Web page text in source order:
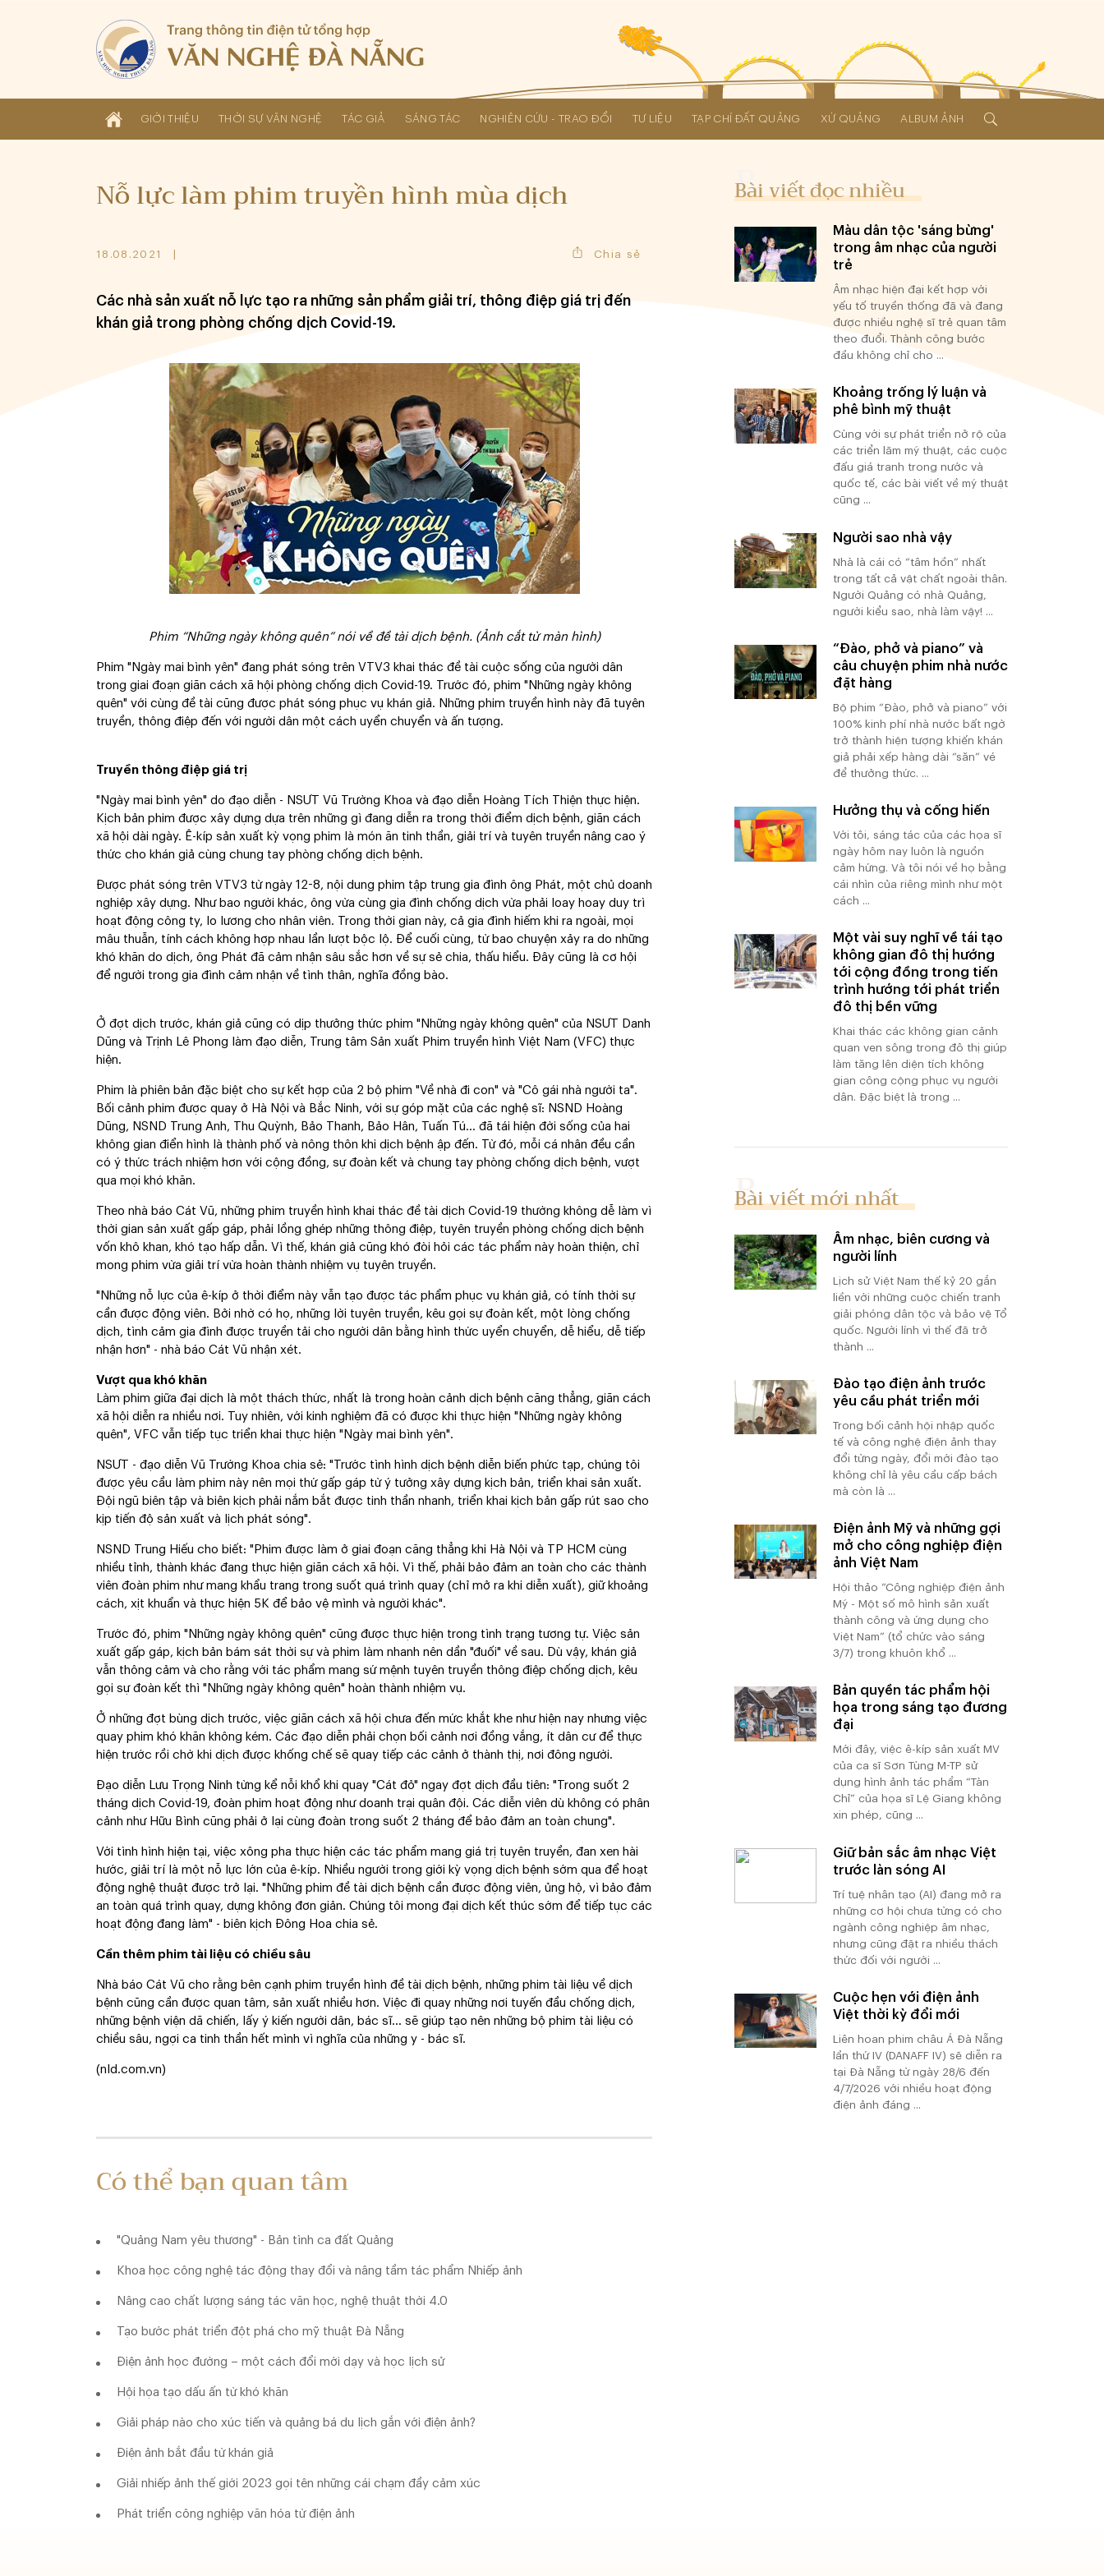
GIỚI THIỆU THỜI SỰ VĂN NGHỆ TÁC GIẢ SÁNG TÁC NGHIÊN CỨU - TRAO ĐỔI TƯ LIỆU TẠP CHÍ ĐẤT QUẢNG XỨ QUẢNG ALBUM ẢNH
Nỗ lực làm phim truyền hình mùa dịch
18.08.2021 Chia sẻ
Các nhà sản xuất nỗ lực tạo ra những sản phẩm giải trí, thông điệp giá trị đến
khán giả trong phòng chống dịch Covid-19.
Phim “Những ngày không quên” nói về đề tài dịch bệnh. (Ảnh cắt từ màn hình)
Phim "Ngày mai bình yên" đang phát sóng trên VTV3 khai thác đề tài cuộc sống của người dân
trong giai đoạn giãn cách xã hội phòng chống dịch Covid-19. Trước đó, phim "Những ngày không
quên" với cùng đề tài cũng được phát sóng phục vụ khán giả. Những phim truyền hình này đã tuyên
truyền, thông điệp đến với người dân một cách uyển chuyển và ấn tượng.
Truyền thông điệp giá trị
"Ngày mai bình yên" do đạo diễn - NSƯT Vũ Trường Khoa và đạo diễn Hoàng Tích Thiện thực hiện.
Kịch bản phim được xây dựng dựa trên những gì đang diễn ra trong thời điểm dịch bệnh, giãn cách
xã hội dài ngày. Ê-kíp sản xuất kỳ vọng phim là món ăn tinh thần, giải trí và tuyên truyền nâng cao ý
thức cho khán giả cùng chung tay phòng chống dịch bệnh.
Được phát sóng trên VTV3 từ ngày 12-8, nội dung phim tập trung gia đình ông Phát, một chủ doanh
nghiệp xây dựng. Như bao người khác, ông vừa cùng gia đình chống dịch vừa phải loay hoay duy trì
hoạt động công ty, lo lương cho nhân viên. Trong thời gian này, cả gia đình hiếm khi ra ngoài, mọi
mâu thuẫn, tính cách không hợp nhau lần lượt bộc lộ. Để cuối cùng, từ bao chuyện xảy ra do những
khó khăn do dịch, ông Phát đã cảm nhận sâu sắc hơn về sự sẻ chia, thấu hiểu. Đây cũng là cơ hội
để người trong gia đình cảm nhận về tình thân, nghĩa đồng bào.
Ở đợt dịch trước, khán giả cũng có dịp thưởng thức phim "Những ngày không quên" của NSƯT Danh
Dũng và Trịnh Lê Phong làm đạo diễn, Trung tâm Sản xuất Phim truyền hình Việt Nam (VFC) thực
hiện.
Phim là phiên bản đặc biệt cho sự kết hợp của 2 bộ phim "Về nhà đi con" và "Cô gái nhà người ta".
Bối cảnh phim được quay ở Hà Nội và Bắc Ninh, với sự góp mặt của các nghệ sĩ: NSND Hoàng
Dũng, NSND Trung Anh, Thu Quỳnh, Bảo Thanh, Bảo Hân, Tuấn Tú… đã tái hiện đời sống của hai
không gian điển hình là thành phố và nông thôn khi dịch bệnh ập đến. Từ đó, mỗi cá nhân đều cần
có ý thức trách nhiệm hơn với cộng đồng, sự đoàn kết và chung tay phòng chống dịch bệnh, vượt
qua mọi khó khăn.
Theo nhà báo Cát Vũ, những phim truyền hình khai thác đề tài dịch Covid-19 thường không dễ làm vì
thời gian sản xuất gấp gáp, phải lồng ghép những thông điệp, tuyên truyền phòng chống dịch bệnh
vốn khô khan, khó tạo hấp dẫn. Vì thế, khán giả cũng khó đòi hỏi các tác phẩm này hoàn thiện, chỉ
mong phim vừa giải trí vừa hoàn thành nhiệm vụ tuyên truyền.
"Những nỗ lực của ê-kíp ở thời điểm này vẫn tạo được tác phẩm phục vụ khán giả, có tính thời sự
cần được động viên. Bởi nhờ có họ, những lời tuyên truyền, kêu gọi sự đoàn kết, một lòng chống
dịch, tình cảm gia đình được truyền tải cho người dân bằng hình thức uyển chuyển, dễ hiểu, dễ tiếp
nhận hơn" - nhà báo Cát Vũ nhận xét.
Vượt qua khó khăn
Làm phim giữa đại dịch là một thách thức, nhất là trong hoàn cảnh dịch bệnh căng thẳng, giãn cách
xã hội diễn ra nhiều nơi. Tuy nhiên, với kinh nghiệm đã có được khi thực hiện "Những ngày không
quên", VFC vẫn tiếp tục triển khai thực hiện "Ngày mai bình yên".
NSƯT - đạo diễn Vũ Trường Khoa chia sẻ: "Trước tình hình dịch bệnh diễn biến phức tạp, chúng tôi
được yêu cầu làm phim này nên mọi thứ gấp gáp từ ý tưởng xây dựng kịch bản, triển khai sản xuất.
Đội ngũ biên tập và biên kịch phải nắm bắt được tinh thần nhanh, triển khai kịch bản gấp rút sao cho
kịp tiến độ sản xuất và lịch phát sóng".
NSND Trung Hiếu cho biết: "Phim được làm ở giai đoạn căng thẳng khi Hà Nội và TP HCM cùng
nhiều tỉnh, thành khác đang thực hiện giãn cách xã hội. Vì thế, phải bảo đảm an toàn cho các thành
viên đoàn phim như mang khẩu trang trong suốt quá trình quay (chỉ mở ra khi diễn xuất), giữ khoảng
cách, xịt khuẩn và thực hiện 5K để bảo vệ mình và người khác".
Trước đó, phim "Những ngày không quên" cũng được thực hiện trong tình trạng tương tự. Việc sản
xuất gấp gáp, kịch bản bám sát thời sự và phim làm nhanh nên dần "đuối" về sau. Dù vậy, khán giả
vẫn thông cảm và cho rằng với tác phẩm mang sứ mệnh tuyên truyền thông điệp chống dịch, kêu
gọi sự đoàn kết thì "Những ngày không quên" hoàn thành nhiệm vụ.
Ở những đợt bùng dịch trước, việc giãn cách xã hội chưa đến mức khắt khe như hiện nay nhưng việc
quay phim khó khăn không kém. Các đạo diễn phải chọn bối cảnh nơi đồng vắng, ít dân cư để thực
hiện trước rồi chờ khi dịch được khống chế sẽ quay tiếp các cảnh ở thành thị, nơi đông người.
Đạo diễn Lưu Trọng Ninh từng kể nỗi khổ khi quay "Cát đỏ" ngay đợt dịch đầu tiên: "Trong suốt 2
tháng dịch Covid-19, đoàn phim hoạt động như doanh trại quân đội. Các diễn viên dù không có phân
cảnh như Hữu Bình cũng phải ở lại cùng đoàn trong suốt 2 tháng để bảo đảm an toàn chung".
Với tình hình hiện tại, việc xông pha thực hiện các tác phẩm mang giá trị tuyên truyền, đan xen hài
hước, giải trí là một nỗ lực lớn của ê-kíp. Nhiều người trong giới kỳ vọng dịch bệnh sớm qua để hoạt
động nghệ thuật được trở lại. "Những phim đề tài dịch bệnh cần được động viên, ủng hộ, vì bảo đảm
an toàn quá trình quay, dựng không đơn giản. Chúng tôi mong đại dịch kết thúc sớm để tiếp tục các
hoạt động đang làm" - biên kịch Đông Hoa chia sẻ.
Cần thêm phim tài liệu có chiều sâu
Nhà báo Cát Vũ cho rằng bên cạnh phim truyền hình đề tài dịch bệnh, những phim tài liệu về dịch
bệnh cũng cần được quan tâm, sản xuất nhiều hơn. Việc đi quay những nơi tuyến đầu chống dịch,
những bệnh viện dã chiến, lấy ý kiến người dân, bác sĩ... sẽ giúp tạo nên những bộ phim tài liệu có
chiều sâu, ngợi ca tinh thần hết mình vì nghĩa của những y - bác sĩ.
(nld.com.vn)
Có thể bạn quan tâm
"Quảng Nam yêu thương" - Bản tình ca đất Quảng
Khoa học công nghệ tác động thay đổi và nâng tầm tác phẩm Nhiếp ảnh
Nâng cao chất lượng sáng tác văn học, nghệ thuật thời 4.0
Tạo bước phát triển đột phá cho mỹ thuật Đà Nẵng
Điện ảnh học đường – một cách đổi mới dạy và học lịch sử
Hội họa tạo dấu ấn từ khó khăn
Giải pháp nào cho xúc tiến và quảng bá du lịch gắn với điện ảnh?
Điện ảnh bắt đầu từ khán giả
Giải nhiếp ảnh thế giới 2023 gọi tên những cái chạm đầy cảm xúc
Phát triển công nghiệp văn hóa từ điện ảnh
Bài viết đọc nhiều
Màu dân tộc 'sáng bừng'
trong âm nhạc của người
trẻ
Âm nhạc hiện đại kết hợp với
yếu tố truyền thống đã và đang
được nhiều nghệ sĩ trẻ quan tâm
theo đuổi. Thành công bước
đầu không chỉ cho ...
Khoảng trống lý luận và
phê bình mỹ thuật
Cùng với sự phát triển nở rộ của
các triển lãm mỹ thuật, các cuộc
đấu giá tranh trong nước và
quốc tế, các bài viết về mỹ thuật
cũng ...
Người sao nhà vậy
Nhà là cái có “tâm hồn” nhất
trong tất cả vật chất ngoài thân.
Người Quảng có nhà Quảng,
người kiểu sao, nhà làm vậy! ...
“Đào, phở và piano” và
câu chuyện phim nhà nước
đặt hàng
Bộ phim “Đào, phở và piano” với
100% kinh phí nhà nước bất ngờ
trở thành hiện tượng khiến khán
giả phải xếp hàng dài “săn” vé
để thưởng thức. ...
Hưởng thụ và cống hiến
Với tôi, sáng tác của các họa sĩ
ngày hôm nay luôn là nguồn
cảm hứng. Và tôi nói về họ bằng
cái nhìn của riêng mình như một
cách ...
Một vài suy nghĩ về tái tạo
không gian đô thị hướng
tới cộng đồng trong tiến
trình hướng tới phát triển
đô thị bền vững
Khai thác các không gian cảnh
quan ven sông trong đô thị giúp
làm tăng lên diện tích không
gian công cộng phục vụ người
dân. Đặc biệt là trong ...
Bài viết mới nhất
Âm nhạc, biên cương và
người lính
Lịch sử Việt Nam thế kỷ 20 gắn
liền với những cuộc chiến tranh
giải phóng dân tộc và bảo vệ Tổ
quốc. Người lính vì thế đã trở
thành ...
Đào tạo điện ảnh trước
yêu cầu phát triển mới
Trong bối cảnh hội nhập quốc
tế và công nghệ điện ảnh thay
đổi từng ngày, đổi mới đào tạo
không chỉ là yêu cầu cấp bách
mà còn là ...
Điện ảnh Mỹ và những gợi
mở cho công nghiệp điện
ảnh Việt Nam
Hội thảo “Công nghiệp điện ảnh
Mỹ - Một số mô hình sản xuất
thành công và ứng dụng cho
Việt Nam” (tổ chức vào sáng
3/7) trong khuôn khổ ...
Bản quyền tác phẩm hội
họa trong sáng tạo đương
đại
Mới đây, việc ê-kíp sản xuất MV
của ca sĩ Sơn Tùng M-TP sử
dụng hình ảnh tác phẩm “Tàn
Chỉ” của họa sĩ Lệ Giang không
xin phép, cũng ...
Giữ bản sắc âm nhạc Việt
trước làn sóng AI
Trí tuệ nhân tạo (AI) đang mở ra
những cơ hội chưa từng có cho
ngành công nghiệp âm nhạc,
nhưng cũng đặt ra nhiều thách
thức đối với người ...
Cuộc hẹn với điện ảnh
Việt thời kỳ đổi mới
Liên hoan phim châu Á Đà Nẵng
lần thứ IV (DANAFF IV) sẽ diễn ra
tại Đà Nẵng từ ngày 28/6 đến
4/7/2026 với nhiều hoạt động
điện ảnh đáng ...